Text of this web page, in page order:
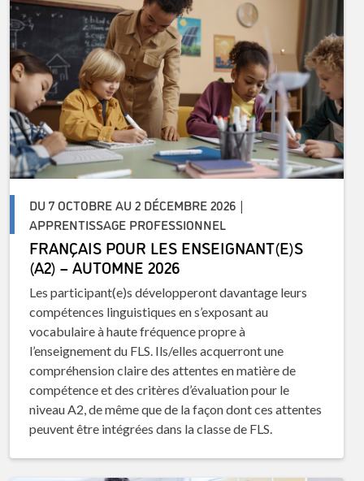
DU 7 OCTOBRE AU 2 DÉCEMBRE 2026 |
APPRENTISSAGE PROFESSIONNEL
FRANÇAIS POUR LES ENSEIGNANT(E)S
(A2) – AUTOMNE 2026
Les participant(e)s développeront davantage leurs
compétences linguistiques en s’exposant au
vocabulaire à haute fréquence propre à
l’enseignement du FLS. Ils/elles acquerront une
compréhension claire des attentes en matière de
compétence et des critères d’évaluation pour le
niveau A2, de même que de la façon dont ces attentes
peuvent être intégrées dans la classe de FLS.